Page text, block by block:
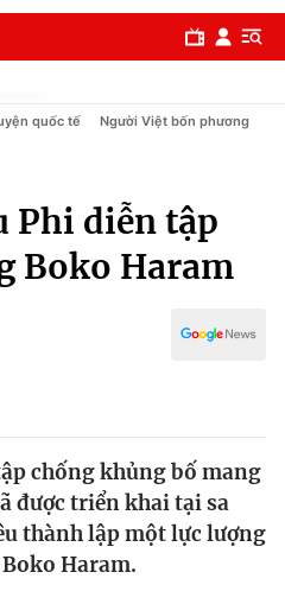
quốc tế Người Việt bốn phương
Phi diễn tập
Boko Haram
chống khủng bố mang
được triển khai tại sa
thành lập một lực lượng
Haram.